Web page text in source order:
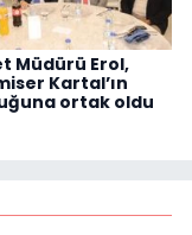
Müdürü Erol,
Kartal’ın
ortak oldu